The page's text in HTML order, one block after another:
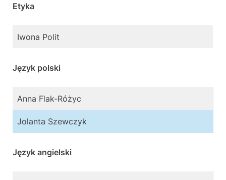
Etyka
Iwona Polit
Język polski
Anna Flak-Różyc
Jolanta Szewczyk
Język angielski